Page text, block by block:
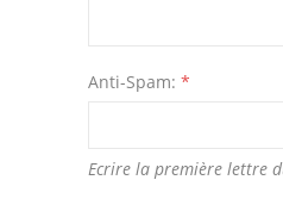
Anti-Spam: *
Ecrire la première lettre